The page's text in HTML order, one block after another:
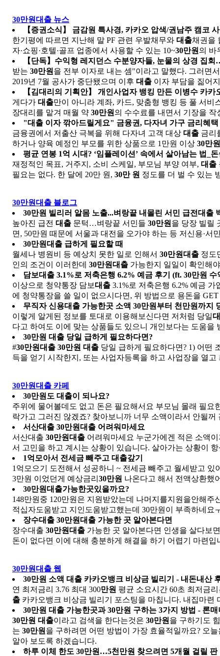
30만원대출 뉴스
【증권소식】 금감원 특사경, 카카오 압색/권남주 캠코
한기평에 따르면 지난해 말 PF 관련 우발채무와 대출채권을
자·쇼핑·호텔·골프 업종에서 사용할 수 있는 10~30만원 의 바
【단독】수익형 레지던스 수분양자들, 눈물의 상경 집
받는 30만원 을 전부 이자로 내는 셈"이라고 말했다. 그러면
2019년 7월 공사가 중단됐으며 이후 대출 이자 부담을 짊어
【김대리의 기획안】 개인사업자 뱅킹 만든 이병수 카카
게다가 대출만이 아니라 계좌, 카드, 맞춤형 뱅킹 등 풀 서
장대리를 맡겨 매월 약 30만원 의 수수료를 내면서 기장을
"대출 이자 깎아드릴게요" 금융권, 다자녀 가구 금리혜
금융권에서 저출산 극복을 위해 다자녀 고객 대상 대출 금리
하거나 양육 예정인 부모를 위한 상품으로 1만원 이상 30만원
평균 연봉 1억 시대? ‘임플레이션’ 속에서 살아남는 법_
재정적인 목표, 거주지, 소비 스케일, 부모님 부양 여부, 대출
필요는 없다. 한 달에 20만 원, 30만 원 정도를 더 벌 수 있는
30만원대출 블로그
30만원 빌리러 알몸 노출...벼랑끝 내몰린 서민 급전대출
높아진 급전 대출 문턱…벼랑끝 서민들 30만원 을 당장 빌릴
면, 50만원 때문에 서울과 대전을 오가야 하는 등 저신용·서
30만원대출 급하게 필요할 때
월세나 병원비 등 예상치 못한 일로 인해서 30만원대출 정도
인의 조건이 이러한데 30만원대출 가능한지 일일이 확인해
담보대출 3.1%로 저축은행 6.2% 예금 후기 (ft. 30만원 수
이상으로 청약통장 담보대출 3.1%로 저축은행 6.2% 예금 가
에 청약통장을 쓸 일이 없으시다면, 위 방법으로 용돈을
무직자 신용대출 가능한곳 소액 30만원 부터 천만원까지
이렇게 알게된 정보를 토대로 이용해보신다면 저처럼 당일
다고 하여도 이에 맞는 상품들도 있으니 개인보다는 도움을
30만원 대출 당일 급하게 필요하다면?
#30만원대출 30만원 대출 당일 급하게 필요하다면? 1) 어떤
득을 얻기 시작한지, 또는 사업자등록을 하고 사업장을 열고
30만원대출 카페
30만원 도 대출이 되나요?
주위에 물어볼데도 없고 돈은 필요해서요 부모님 몰래 필
락가고 그러진 않겠죠? 찾아보니까 너무 소액이라서 안될꺼
서산대출 30만원대출 어려워마세요
서산대출 30만원대출 어려워마세요 누군가에겐 적은 소액
서 고민을 하고 계시는 상황이 있습니다. 살아가는 상황이
1억모아서 전세금 빼주고 대출갚기
1억모으기 도전해서 성공하니 ~ 전세금 빼주고 월세받고 있
3만원 이었던게 예상금리 30만원 나온다고 해서 전액상환했
30만원대출가능한곳있을까요?
148만원중 120만원은 지원받았는데 나머지를지원을안해주
적십자도움받고 지인도움받고했는데 30만원이 부족하네요
장수대출 30만원대출 가능한 곳 알아본다면
장수대출 30만원대출 가능한 곳 알아본다면 인생을 살다보
돈이 없다면 이에 대해 충분하게 해결을 하기 어렵기 마련입
30만원대출 웹
30만원 소액 대출 카카오뱅크 비상금 빌리기 - 내돈내산
연 최저금리 3.76 최대 300만원 평균 소요시간 60초 최저금
출 카카오뱅크 비상금 빌리기 포스팅을 마칩니다. 내집마련
30만원 대출 가능한곳과30만원 구하는 3가지 방법 - 론매
30만원 대출이라고 검색을 한다는것은 30만원 을 구하기도
는 30만원 을 구하려면 어떤 방법이 가장 효율적일까요? 오
알아 보도록 하겠습니다.
하루 이체 한도 30만원 …5천 만원 찾으려면 5개월 걸릴 판